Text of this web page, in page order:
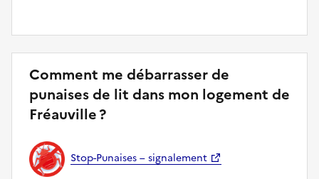
Comment me débarrasser de
punaises de lit dans mon logement de
Fréauville ?
Stop-Punaises – signalement